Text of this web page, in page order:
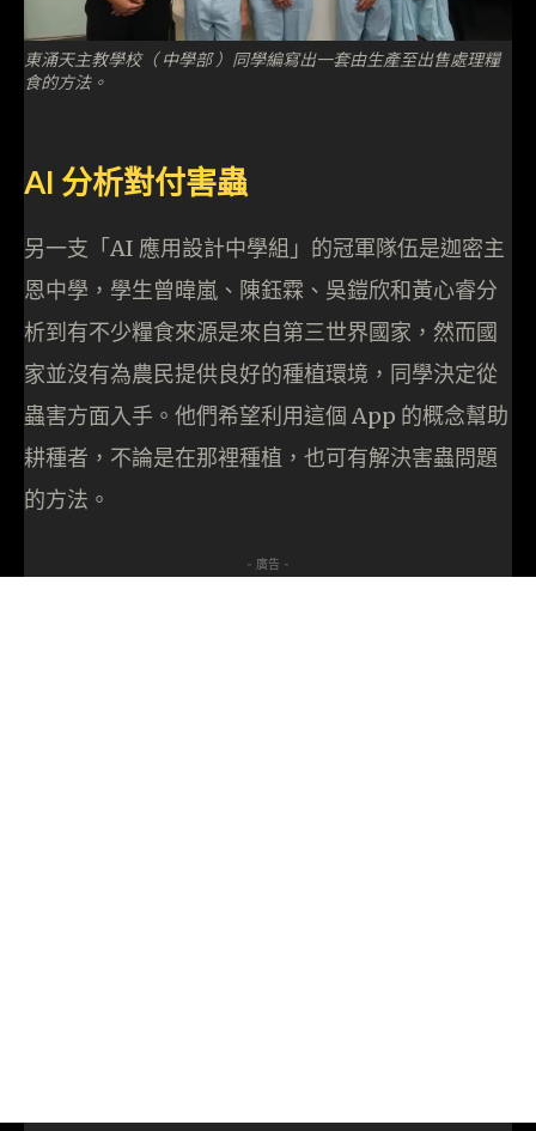
東涌天主教學校（ 中學部 ）同學編寫出一套由生產至出售處理糧
食的方法。
AI 分析對付害蟲
另一支「AI 應用設計中學組」的冠軍隊伍是迦密主
恩中學，學生曾暐嵐、陳鈺霖、吳鎧欣和黃心睿分
析到有不少糧食來源是來自第三世界國家，然而國
家並沒有為農民提供良好的種植環境，同學決定從
蟲害方面入手。他們希望利用這個 App 的概念幫助
耕種者，不論是在那裡種植，也可有解決害蟲問題
的方法。
- 廣告 -